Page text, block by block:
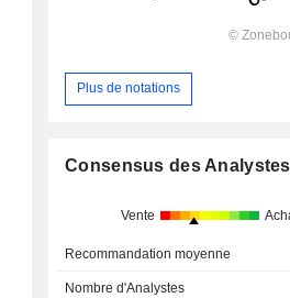
Plus de notations
Consensus des Analystes
Vente
Recommandation moyenne
Nombre d'Analystes